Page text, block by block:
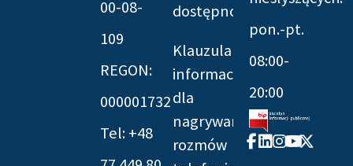
00-08-
109
REGON:
000001732
Tel: +48
dostępności
Klauzula
informacyjna
dla
nagrywania
rozmów
pon.-pt.
08:00-
20:00
Facebook-
f
Linkedin
Instagram
Youtube
X-